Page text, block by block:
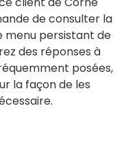
de consulter la
menu persistant de
des réponses à
posées,
la façon de les